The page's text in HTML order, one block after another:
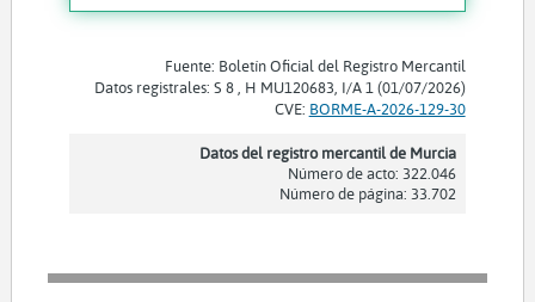
Fuente: Boletín Oficial del Registro Mercantil
Datos registrales: S 8 , H MU120683, I/A 1 (01/07/2026)
CVE: BORME-A-2026-129-30
Datos del registro mercantil de Murcia
Número de acto: 322.046
Número de página: 33.702